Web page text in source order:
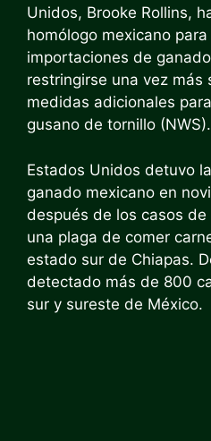
Unidos, Brooke Rollins,
homólogo mexicano
importaciones de
restringirse una vez más
medidas adicionales
gusano de tornillo (NWS).
Estados Unidos detuvo
ganado mexicano en
después de los casos
una plaga de comer
estado sur de Chiapas.
detectado más de 800
sur y sureste de México.